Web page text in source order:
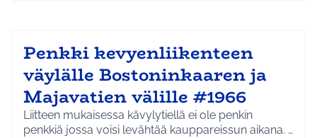
Penkki kevyenliikenteen
väylälle Bostoninkaaren ja
Majavatien välille #1966
Liitteen mukaisessa kävylytiellä ei ole penkin
penkkiä jossa voisi levähtää kauppareissun aikana. …